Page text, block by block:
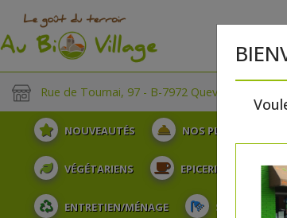
Rue de Tournai, 97 - B-7972 Quevaucamps
NOUVEAUTÉS NOS PLATEAUX
VÉGÉTARIENS EPICERIE
ENTRETIEN/MÉNAGE SOINS ET